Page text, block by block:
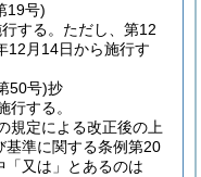
19号)
する。 ただし、第12
12月14日から施行す
50号)抄
行する。
規定による改正後の上
基準に関する条例第20
「又は」とあるのは